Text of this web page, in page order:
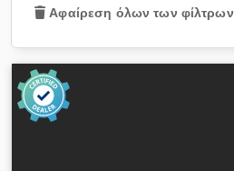
Αφαίρεση όλων των φίλτρων